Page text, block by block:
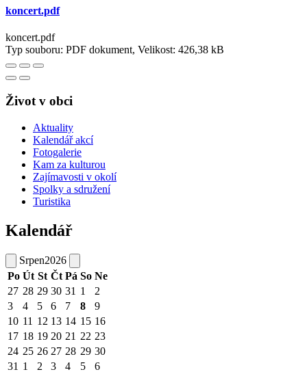
koncert.pdf
koncert.pdf
Typ souboru: PDF dokument, Velikost: 426,38 kB
Život v obci
Aktuality
Kalendář akcí
Fotogalerie
Kam za kulturou
Zajímavosti v okolí
Spolky a sdružení
Turistika
Kalendář
Srpen2026
Po Út St Čt Pá So Ne
27 28 29 30 31 1
2
3
4 5 6 7 8
9
10 11 12 13 14 15 16
17 18 19 20 21 22 23
24 25 26 27 28 29 30
31 1 2 3 4 5 6